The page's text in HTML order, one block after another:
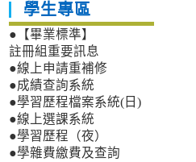
學生專區
●【畢業標準】
註冊組重要訊息
●線上申請重補修
●成績查詢系統
●學習歷程檔案系統(日)
●線上選課系統
●學習歷程（夜）
●學雜費繳費及查詢